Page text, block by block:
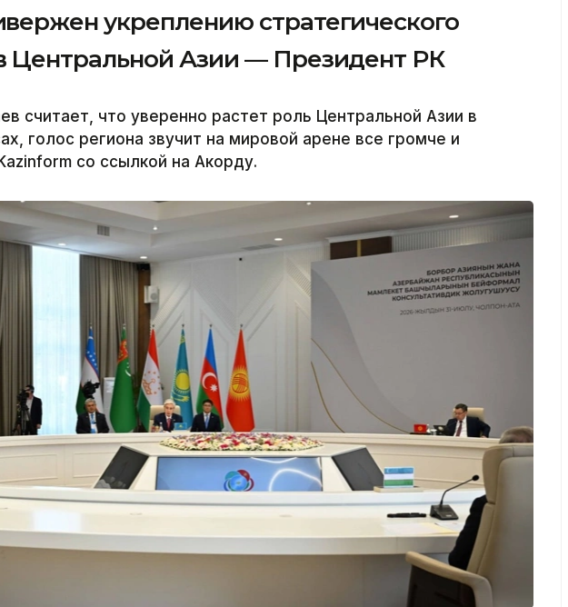
укреплению стратегического
Центральной Азии — Президент РК
считает, что уверенно растет роль Центральной Азии в
голос региона звучит на мировой арене все громче и
со ссылкой на Акорду.